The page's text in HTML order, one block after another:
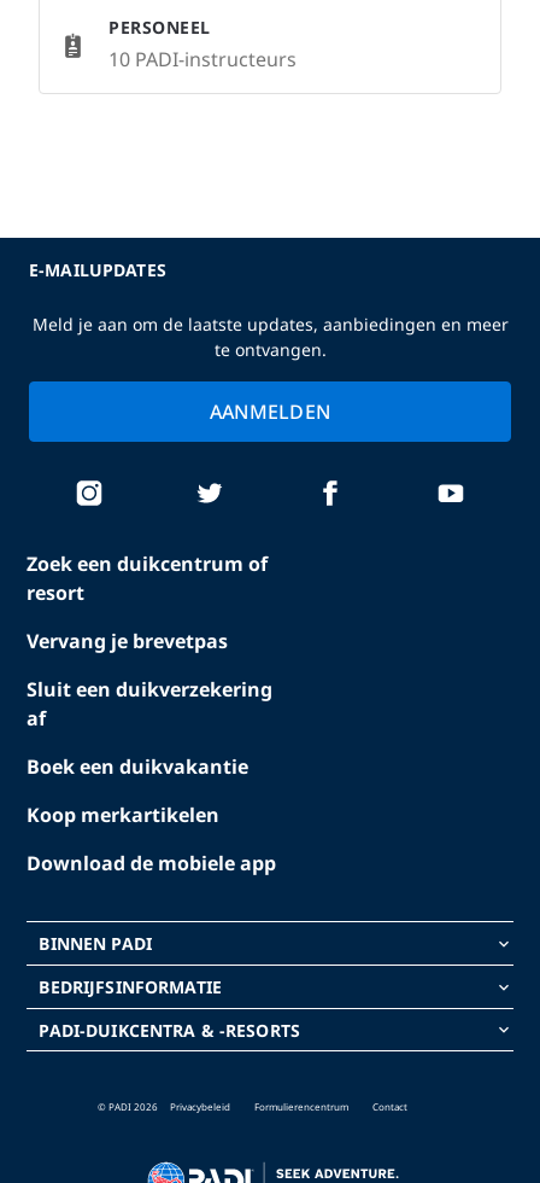
PERSONEEL
10 PADI-instructeurs
Zoek een duikcentrum of
resort
Vervang je brevetpas
Sluit een duikverzekering
af
Boek een duikvakantie
Koop merkartikelen
Download de mobiele app
BINNEN PADI keyboard_arrow_down
BEDRIJFSINFORMATIE keyboard_arrow_down
PADI-DUIKCENTRA & -RESORTS keyboard_arrow_down
E-MAILUPDATES
Meld je aan om de laatste updates, aanbiedingen en meer
te ontvangen.
AANMELDEN
© PADI 2026 Privacybeleid Formulierencentrum Contact